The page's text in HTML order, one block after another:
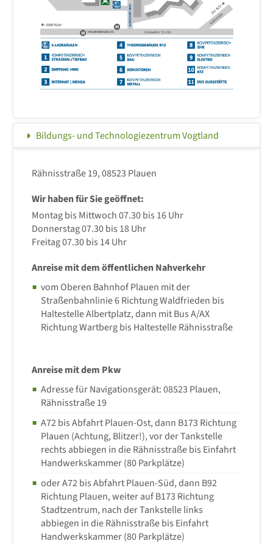
Bildungs- und Technologiezentrum Vogtland
Rähnisstraße 19, 08523 Plauen
Wir haben für Sie geöffnet:
Montag bis Mittwoch 07.30 bis 16 Uhr
Donnerstag 07.30 bis 18 Uhr
Freitag 07.30 bis 14 Uhr
Anreise mit dem öffentlichen Nahverkehr
vom Oberen Bahnhof Plauen mit der
Straßenbahnlinie 6 Richtung Waldfrieden bis
Haltestelle Albertplatz, dann mit Bus A/AX
Richtung Wartberg bis Haltestelle Rähnisstraße
Anreise mit dem Pkw
Adresse für Navigationsgerät: 08523 Plauen,
Rähnisstraße 19
A72 bis Abfahrt Plauen-Ost, dann B173 Richtung
Plauen (Achtung, Blitzer!), vor der Tankstelle
rechts abbiegen in die Rähnisstraße bis Einfahrt
Handwerkskammer (80 Parkplätze)
oder A72 bis Abfahrt Plauen-Süd, dann B92
Richtung Plauen, weiter auf B173 Richtung
Stadtzentrum, nach der Tankstelle links
abbiegen in die Rähnisstraße bis Einfahrt
Handwerkskammer (80 Parkplätze)